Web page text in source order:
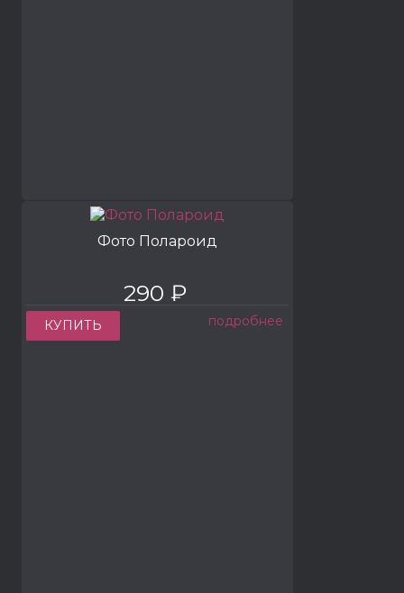
Фото Полароид
290 ₽
КУПИТЬ подробнее